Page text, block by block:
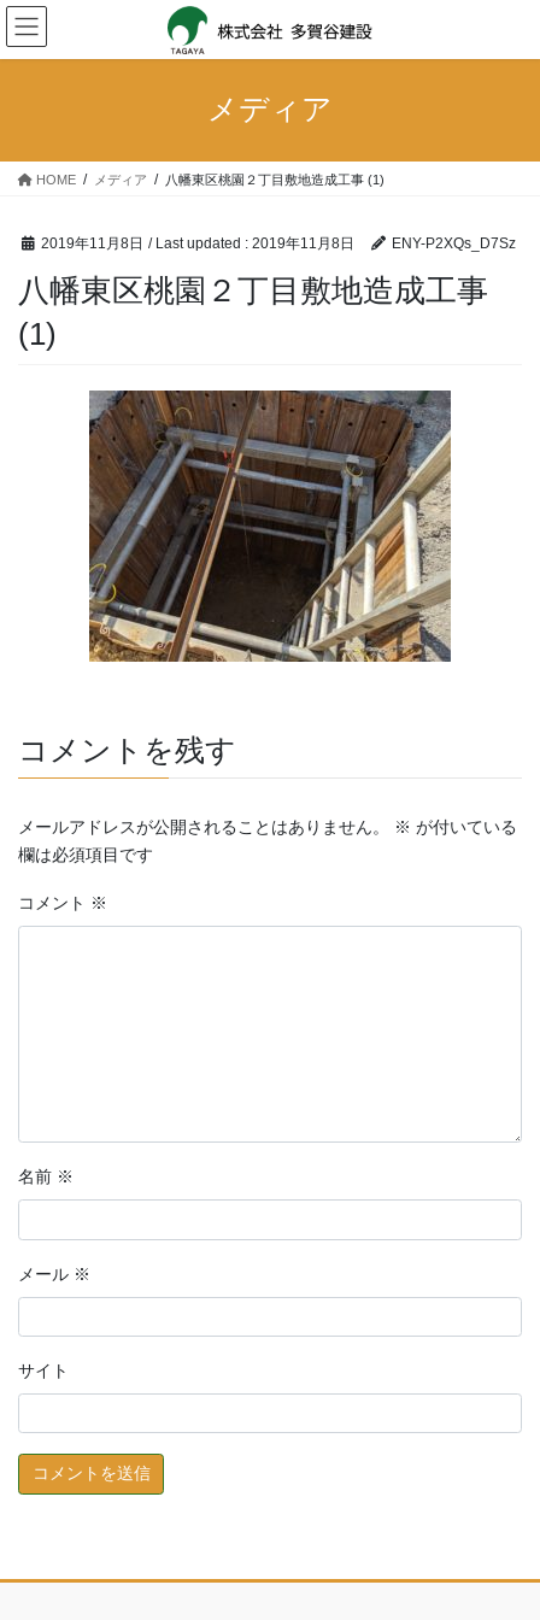
Skip
the
Skip
the
メディア
HOME メディア 八幡東区桃園２丁目敷地造成工事 (1)
2019年11月8日 / Last updated : 2019年11月8日 ENY-P2XQs_D7Sz
八幡東区桃園２丁目敷地造成工事
(1)
コメントを残す
メールアドレスが公開されることはありません。 ※ が付いている
欄は必須項目です
コメント ※
名前 ※
メール ※
サイト